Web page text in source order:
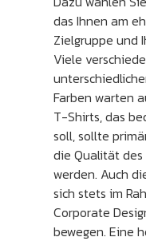
das Ihnen am
Zielgruppe und
Viele
Farben warten
T-Shirts, das
soll, sollte
die Qualität
werden. Auch
sich stets im
Corporate
bewegen. Eine